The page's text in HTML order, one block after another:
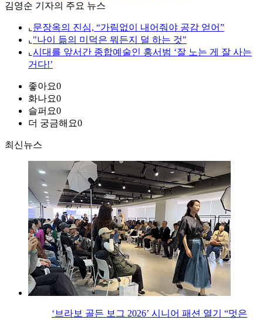
김영순 기자의 주요 뉴스
⌞ 문장옥의 진심, “가림없이 내어줘야 공감 얻어”
⌞ "나이 듦의 미덕은 뭐든지 덜 하는 것"
⌞ 시대를 앞서간 종합예술인 홍서범 ‘잘 노는 게 잘 사는
거다!’
좋아요0
화나요0
슬퍼요0
더 궁금해요0
최신뉴스
‘브라보 골든 보그 2026’ 시니어 패션 열기 “멋은